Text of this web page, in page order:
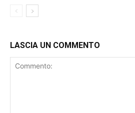
LASCIA UN COMMENTO